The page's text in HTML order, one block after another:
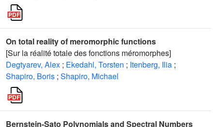
On total reality of meromorphic functions
[Sur la réalité totale des fonctions méromorphes]
Degtyarev, Alex ; Ekedahl, Torsten ; Itenberg, Ilia ;
Shapiro, Boris ; Shapiro, Michael
Bernstein-Sato Polynomials and Spectral Numbers